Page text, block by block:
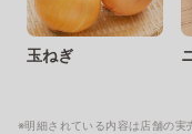
玉ねぎ
※明細されている内容は店舗の実